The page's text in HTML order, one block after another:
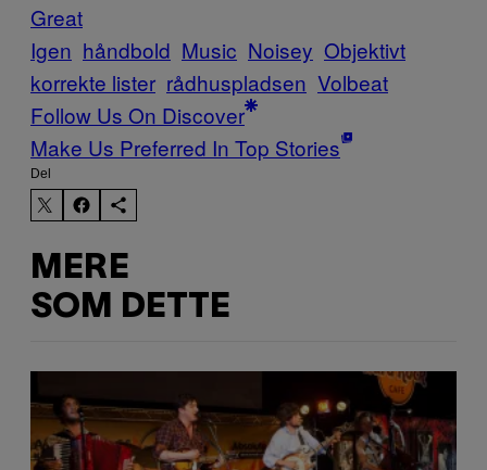
Great
Igen håndbold Music Noisey Objektivt
korrekte lister rådhuspladsen Volbeat
Follow Us On Discover
Make Us Preferred In Top Stories
Del
MERE
SOM DETTE